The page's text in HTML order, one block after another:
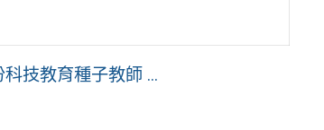
技教育種子教師 ...